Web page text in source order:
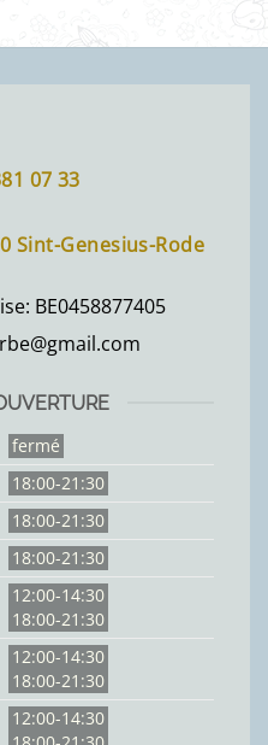
07 33
Sint-Genesius-Rode
BE0458877405
fermé
18:00-21:30
18:00-21:30
18:00-21:30
12:00-14:30
18:00-21:30
12:00-14:30
18:00-21:30
12:00-14:30